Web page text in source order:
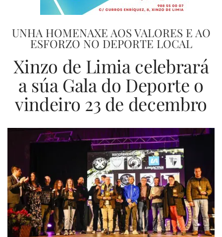
UNHA HOMENAXE AOS VALORES E AO
ESFORZO NO DEPORTE LOCAL
Xinzo de Limia celebrará
a súa Gala do Deporte o
vindeiro 23 de decembro